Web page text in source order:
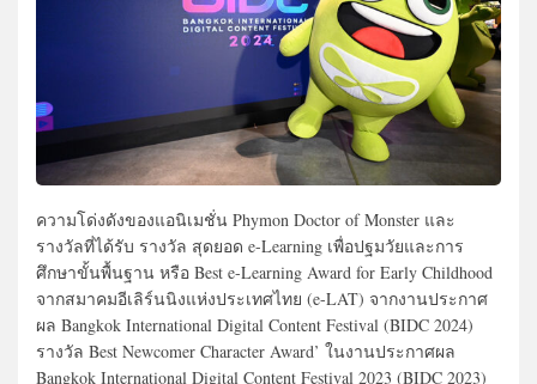
ความโด่งดังของแอนิเมชั่น Phymon Doctor of Monster และ
รางวัลที่ได้รับ รางวัล สุดยอด e-Learning เพื่อปฐมวัยและการ
ศึกษาขั้นพื้นฐาน หรือ Best e-Learning Award for Early Childhood
จากสมาคมอีเลิร์นนิงแห่งประเทศไทย (e-LAT) จากงานประกาศ
ผล Bangkok International Digital Content Festival (BIDC 2024)
รางวัล Best Newcomer Character Award’ ในงานประกาศผล
Bangkok International Digital Content Festival 2023 (BIDC 2023)